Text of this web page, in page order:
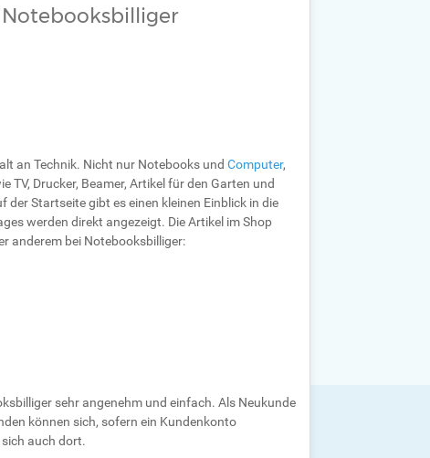
an Technik. Nicht nur Notebooks und Computer,
TV, Drucker, Beamer, Artikel für den Garten und
Startseite gibt es einen kleinen Einblick in die
werden direkt angezeigt. Die Artikel im Shop
anderem bei Notebooksbilliger:
sehr angenehm und einfach. Als Neukunde
können sich, sofern ein Kundenkonto
auch dort.